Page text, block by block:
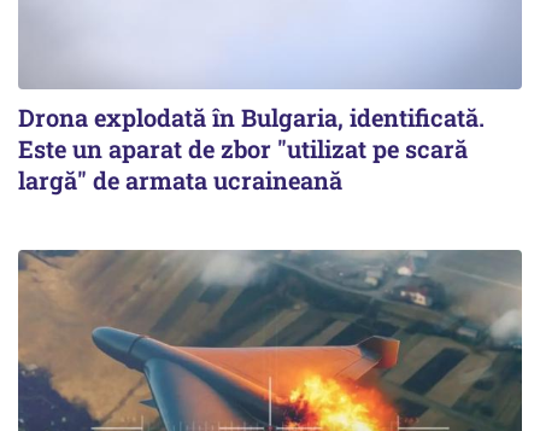
Drona explodată în Bulgaria, identificată.
Este un aparat de zbor "utilizat pe scară
largă" de armata ucraineană